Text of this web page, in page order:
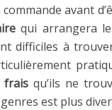
avant
qui arrangera le
difficiles à
fraisqu’ils ne
est plus